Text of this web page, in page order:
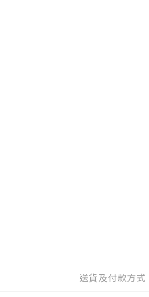
送貨及付款方式